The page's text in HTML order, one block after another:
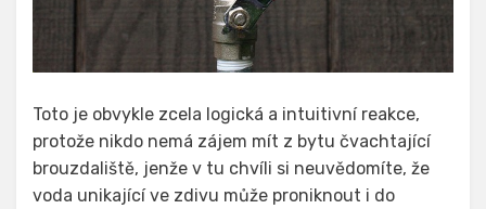
Toto je obvykle zcela logická a intuitivní reakce,
protože nikdo nemá zájem mít z bytu čvachtající
brouzdaliště, jenže v tu chvíli si neuvědomíte, že
voda unikající ve zdivu může proniknout i do